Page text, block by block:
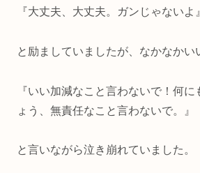
『大丈夫、大丈夫。ガンじゃないよ』
と励ましていましたが、なかなかい
『いい加減なこと言わないで！何
ょう、無責任なこと言わないで。』
と言いながら泣き崩れていました。